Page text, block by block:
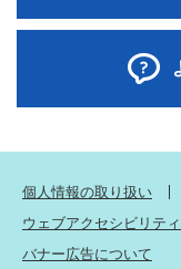
個人情報の取り扱い
ウェブアクセシビリテ
バナー広告について